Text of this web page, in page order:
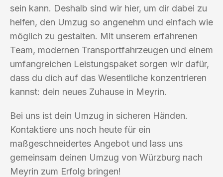
sein kann. Deshalb sind wir hier, um dir dabei zu
helfen, den Umzug so angenehm und einfach wie
möglich zu gestalten. Mit unserem erfahrenen
Team, modernen Transportfahrzeugen und einem
umfangreichen Leistungspaket sorgen wir dafür,
dass du dich auf das Wesentliche konzentrieren
kannst: dein neues Zuhause in Meyrin.
Bei uns ist dein Umzug in sicheren Händen.
Kontaktiere uns noch heute für ein
maßgeschneidertes Angebot und lass uns
gemeinsam deinen Umzug von Würzburg nach
Meyrin zum Erfolg bringen!